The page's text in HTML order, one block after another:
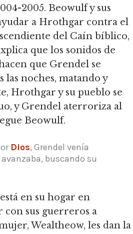
2005. Beowulf y sus
a Hrothgar contra el
del Caín bíblico,
que los sonidos de
que Grendel se
las noches, matando y
Hrothgar y su pueblo se
y Grendel aterroriza al
Beowulf.
Dios, Grendel venía
buscando su
en su hogar en
con sus guerreros a
Wealtheow, les dan la